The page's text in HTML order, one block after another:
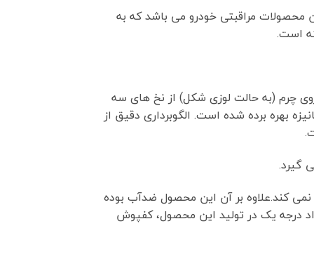
محصولات مراقبتی خودرو می باشد که به
است.
روی چرم (به حالت لوزی شکل) از نخ های سه
بهره برده شده است. الگوبرداری دقیق از
گیرد.
نمی کند.علاوه بر آن این محصول ضدآب بوده
درجه یک در تولید این محصول، کفپوش